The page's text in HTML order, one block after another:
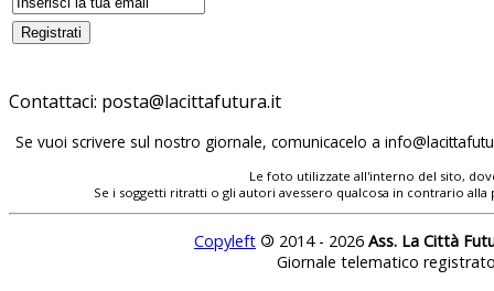
Contattaci:
Se vuoi scrivere sul nostro giornale, comunicacelo a
Le foto utilizzate all'interno del sito,
Se i soggetti ritratti o gli autori avessero qualcosa in contrario
Copyleft © 2014 - 2026 Ass. La Città
Giornale telematico